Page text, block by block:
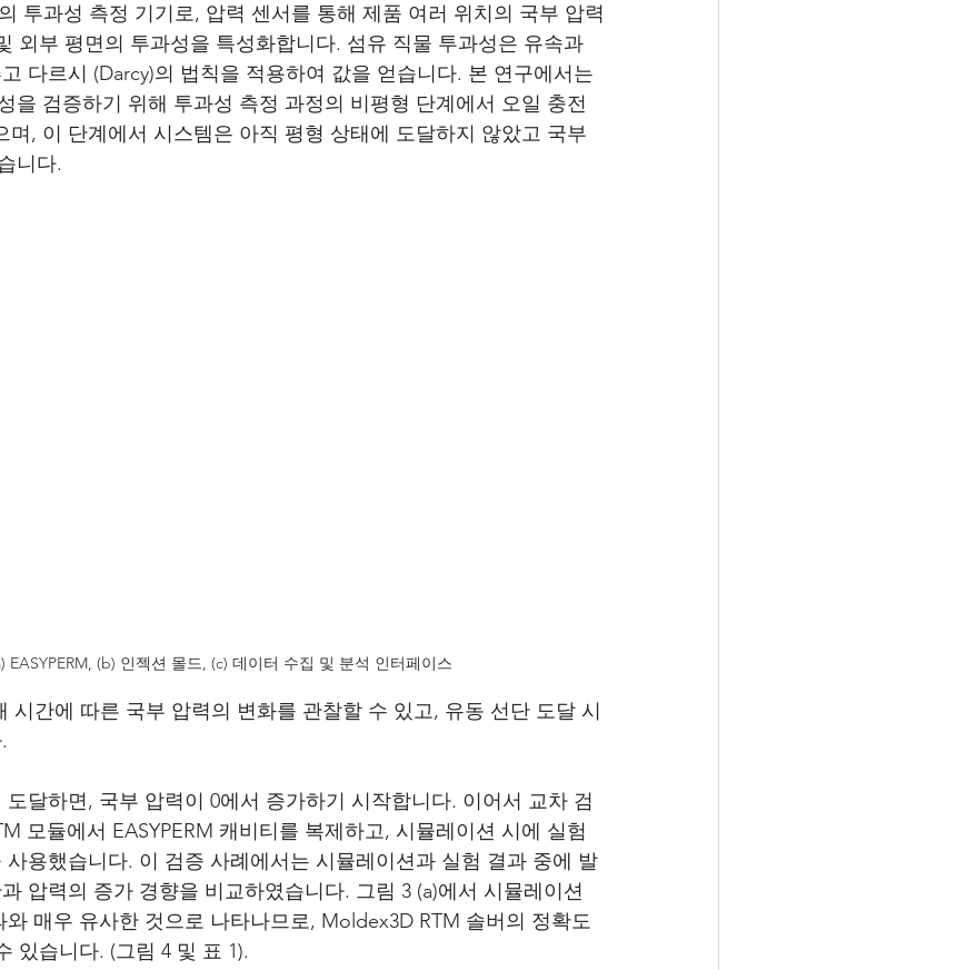
투과성 측정 기기로, 압력 센서를 통해 제품 여러 위치의 국부 압력
외부 평면의 투과성을 특성화합니다. 섬유 직물 투과성은 유속과
다르시 (Darcy)의 법칙을 적용하여 값을 얻습니다. 본 연구에서는
을 검증하기 위해 투과성 측정 과정의 비평형 단계에서 오일 충전
며, 이 단계에서 시스템은 아직 평형 상태에 도달하지 않았고 국부
니다.
EASYPERM, (b) 인젝션 몰드, (c) 데이터 수집 및 분석 인터페이스
시간에 따른 국부 압력의 변화를 관찰할 수 있고, 유동 선단 도달 시
달하면, 국부 압력이 0에서 증가하기 시작합니다. 이어서 교차 검
모듈에서 EASYPERM 캐비티를 복제하고, 시뮬레이션 시에 실험
용했습니다. 이 검증 사례에서는 시뮬레이션과 실험 결과 중에 발
압력의 증가 경향을 비교하였습니다. 그림 3 (a)에서 시뮬레이션
매우 유사한 것으로 나타나므로, Moldex3D RTM 솔버의 정확도
있습니다. (그림 4 및 표 1).